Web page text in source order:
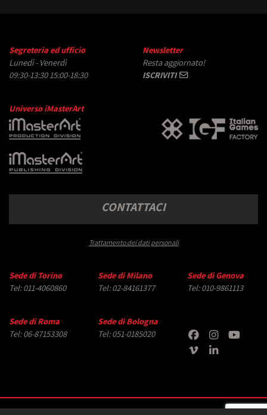
Segreteria ed ufficio
Lunedì - Venerdì
09:30-13:30 15:00-18:30
Newsletter
Resta aggiornato!
ISCRIVITI
Universo iMasterArt
CONTATTACI
Trattamento dei dati personali
Sede di Torino
Tel: 011-4060860
Sede di Milano
Tel: 02-84161377
Sede di Genova
Tel: 010-9861113
Sede di Roma
Tel: 06-87153308
Sede di Bologna
Tel: 051-0185020